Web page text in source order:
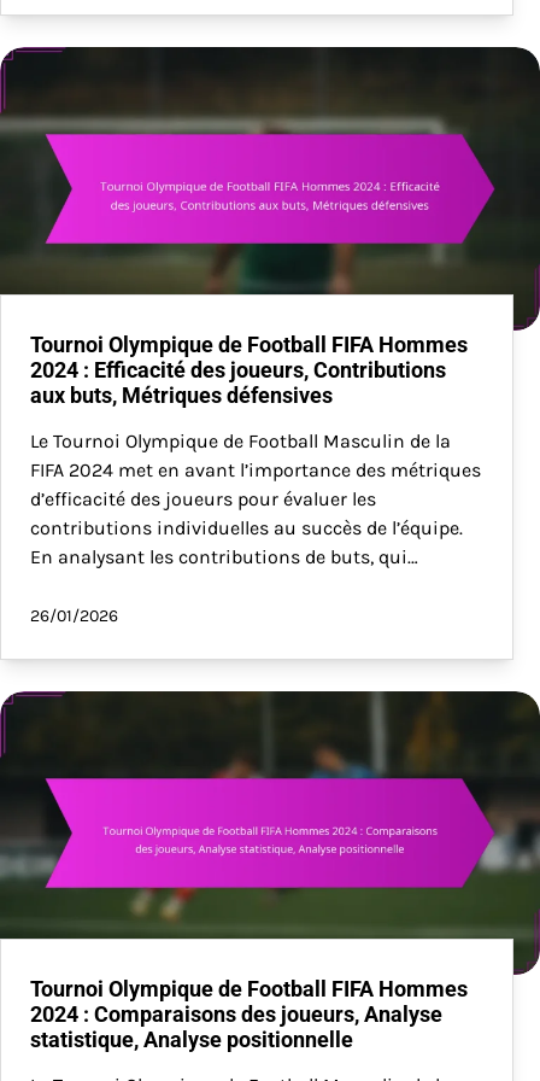
Tournoi Olympique de Football FIFA Hommes
2024 : Efficacité des joueurs, Contributions
aux buts, Métriques défensives
Le Tournoi Olympique de Football Masculin de la
FIFA 2024 met en avant l’importance des métriques
d’efficacité des joueurs pour évaluer les
contributions individuelles au succès de l’équipe.
En analysant les contributions de buts, qui…
26/01/2026
Tournoi Olympique de Football FIFA Hommes
2024 : Comparaisons des joueurs, Analyse
statistique, Analyse positionnelle